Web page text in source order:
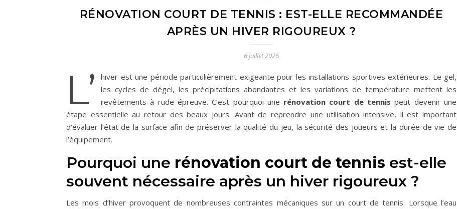
RÉNOVATION COURT DE TENNIS : EST-ELLE RECOMMANDÉE
APRÈS UN HIVER RIGOUREUX ?
6 juillet 2026
L’
hiver est une période particulièrement exigeante pour les installations sportives extérieures. Le gel,
les cycles de dégel, les précipitations abondantes et les variations de température mettent les
revêtements à rude épreuve. C’est pourquoi une rénovation court de tennis peut devenir une
étape essentielle au retour des beaux jours. Avant de reprendre une utilisation intensive, il est important
d’évaluer l’état de la surface afin de préserver la qualité du jeu, la sécurité des joueurs et la durée de vie de
l’équipement.
Pourquoi une rénovation court de tennis est-elle
souvent nécessaire après un hiver rigoureux ?
Les mois d’hiver provoquent de nombreuses contraintes mécaniques sur un court de tennis. Lorsque l’eau